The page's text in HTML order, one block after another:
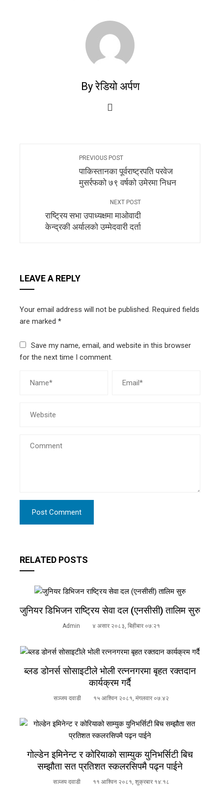
By रेडियो अर्पण
PREVIOUS POST
पाकिस्तानका पूर्वराष्ट्रपति परवेज
मुसर्रफको ७९ वर्षको उमेरमा निधन
NEXT POST
राष्ट्रिय सभा उपाध्यक्षमा माओवादी
केन्द्रकी अर्यालको उम्मेदवारी दर्ता
LEAVE A REPLY
Your email address will not be published. Required fields
are marked *
Save my name, email, and website in this browser
for the next time I comment.
RELATED POSTS
जुनियर डिभिजन राष्ट्रिय सेवा दल (एनसीसी) तालिम सुरु
Admin ४ असार २०८३, बिहीबार ०७:२१
ब्लड डोनर्स सोसाइटीले भोली रत्ननगरमा बृहत रक्तदान
कार्यक्रम गर्दै
सञ्जय दवाडी १५ आश्विन २०८१, मंगलवार ०७:४२
गोल्डेन इमिनेन्ट र कोरियाको साम्युक युनिभर्सिटी बिच
सम्झौता सत प्रतिशत स्कलरसिपमै पढ्न पाईने
सञ्जय दवाडी ११ आश्विन २०८१, शुक्रबार १४:१८